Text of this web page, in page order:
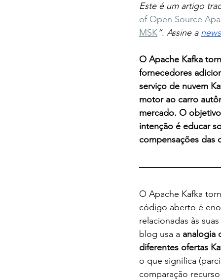
Este é um artigo
of Open Source
MSK”. Assine a
O Apache Kafka
fornecedores
serviço de nuvem
motor ao carro
mercado. O
intenção é educar
compensações das
O Apache Kafka
código aberto é
relacionadas às
blog usa a analogia
diferentes ofertas
o que significa
comparação